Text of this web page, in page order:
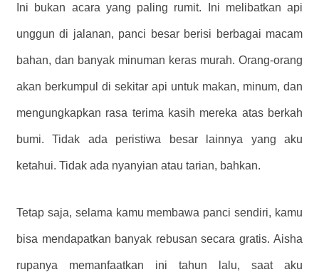
Ini bukan acara yang paling rumit. Ini melibatkan api
unggun di jalanan, panci besar berisi berbagai macam
bahan, dan banyak minuman keras murah. Orang-orang
akan berkumpul di sekitar api untuk makan, minum, dan
mengungkapkan rasa terima kasih mereka atas berkah
bumi. Tidak ada peristiwa besar lainnya yang aku
ketahui. Tidak ada nyanyian atau tarian, bahkan.
Tetap saja, selama kamu membawa panci sendiri, kamu
bisa mendapatkan banyak rebusan secara gratis. Aisha
rupanya memanfaatkan ini tahun lalu, saat aku